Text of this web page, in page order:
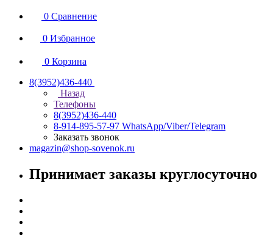
0 Сравнение
0 Избранное
0 Корзина
8(3952)436-440
Назад
Телефоны
8(3952)436-440
8-914-895-57-97 WhatsApp/Viber/Telegram
Заказать звонок
magazin@shop-sovenok.ru
Принимает заказы круглосуточно